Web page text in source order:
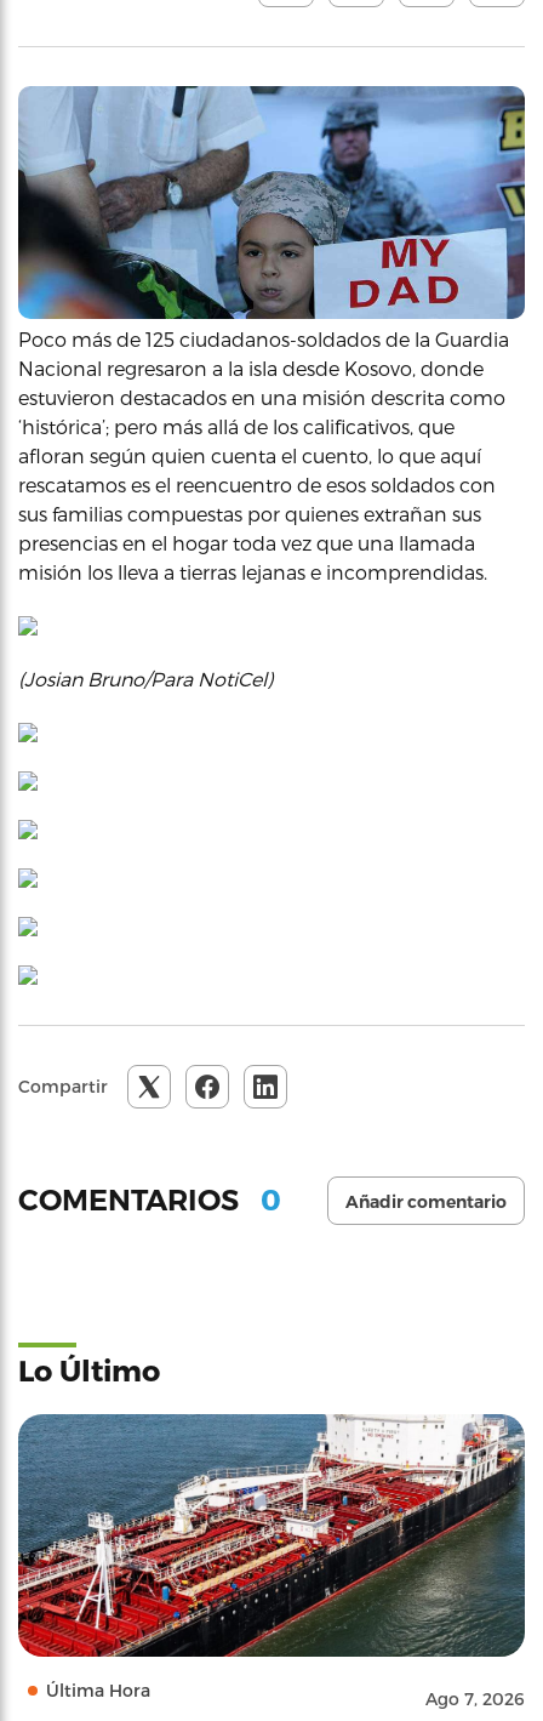
Poco más de 125 ciudadanos-soldados de la Guardia
Nacional regresaron a la isla desde Kosovo, donde
estuvieron destacados en una misión descrita como
‘histórica’; pero más allá de los calificativos, que
afloran según quien cuenta el cuento, lo que aquí
rescatamos es el reencuentro de esos soldados con
sus familias compuestas por quienes extrañan sus
presencias en el hogar toda vez que una llamada
misión los lleva a tierras lejanas e incomprendidas.
(Josian Bruno/Para NotiCel)
Compartir
COMENTARIOS 0 Añadir comentario
Lo Último
Última Hora Ago 7, 2026